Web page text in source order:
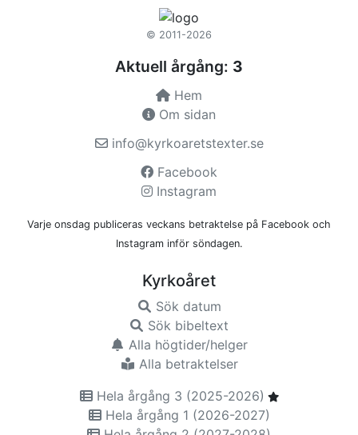
© 2011-2026
Aktuell årgång: 3
Hem
Om sidan
info@kyrkoaretstexter.se
Facebook
Instagram
Varje onsdag publiceras veckans betraktelse på Facebook och
Instagram inför söndagen.
Kyrkoåret
Sök datum
Sök bibeltext
Alla högtider/helger
Alla betraktelser
Hela årgång 3 (2025-2026)
Hela årgång 1 (2026-2027)